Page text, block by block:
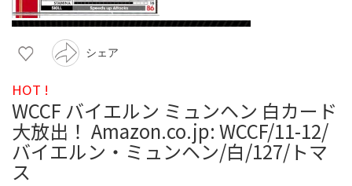
シェア
HOT !
WCCF バイエルン ミュンヘン 白カード
大放出！ Amazon.co.jp: WCCF/11-12/
バイエルン・ミュンヘン/白/127/トマ
ス